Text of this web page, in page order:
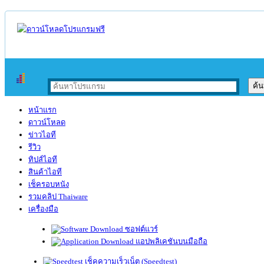
หน้าแรก
ดาวน์โหลด
ข่าวไอที
รีวิว
ทิปส์ไอที
สินค้าไอที
เช็ครอบหนัง
รวมคลิป Thaiware
เครื่องมือ
ซอฟต์แวร์
แอปพลิเคชันบนมือถือ
เช็คความเร็วเน็ต (Speedtest)